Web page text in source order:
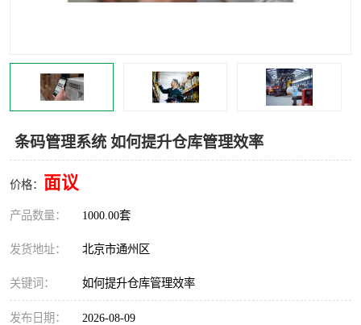
条码管理系统 如何提升仓库管理效率
价格： 面议
产品数量： 1000.00套
发货地址： 北京市通州区
关键词： 如何提升仓库管理效率
发布日期： 2026-08-09
小工厂erp系统 印染厂erp系统